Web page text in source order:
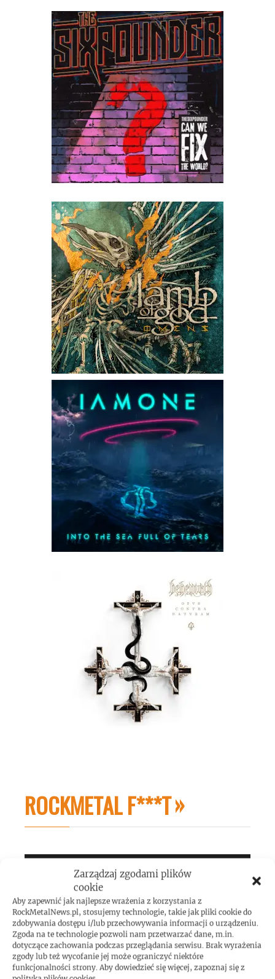
Zarządzaj zgodami plików
cookie
Aby zapewnić jak najlepsze wrażenia z korzystania z
RockMetalNews.pl, stosujemy technologie, takie jak pliki cookie do
zdobywania dostępu i/lub przechowywania informacji o urządzeniu.
Zgoda na te technologie pozwoli nam przetwarzać dane, m.in.
dotyczące zachowania podczas przeglądania serwisu. Brak wyrażenia
zgody lub też wycofanie jej może ograniczyć niektóre
funkcjonalności strony. Aby dowiedzieć się więcej, zapoznaj się z
ROCKMETAL F***T